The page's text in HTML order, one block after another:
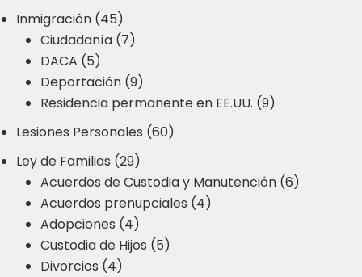
Inmigración (45)
Ciudadanía (7)
DACA (5)
Deportación (9)
Residencia permanente en EE.UU. (9)
Lesiones Personales (60)
Ley de Familias (29)
Acuerdos de Custodia y Manutención (6)
Acuerdos prenupciales (4)
Adopciones (4)
Custodia de Hijos (5)
Divorcios (4)